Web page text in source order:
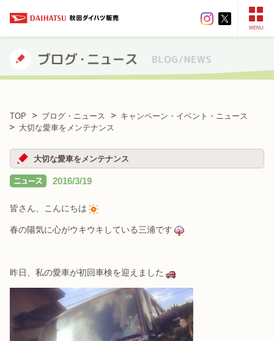
MENU
TOP ブログ・ニュース
キャンペーン・イベント・ニュース
大切な愛車をメンテナンス
大切な愛車をメンテナンス
2016/3/19
皆さん、こんにちは
春の陽気に心がウキウキしている三浦です
昨日、私の愛車が初回車検を迎えました